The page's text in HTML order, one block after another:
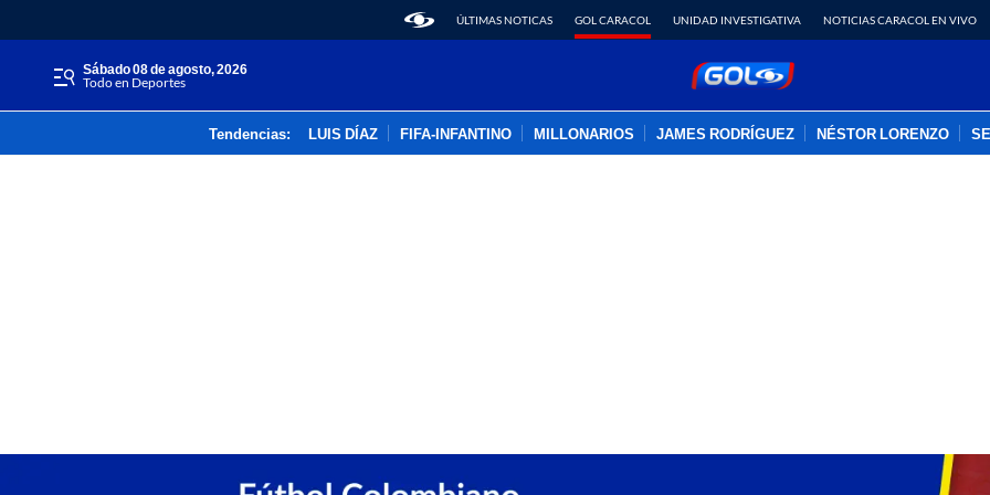
ÚLTIMAS NOTICAS GOL CARACOL UNIDAD INVESTIGATIVA NOTICIAS CARACOL EN VIVO
sábado 08 de agosto, 2026
Todo en Deportes
Tendencias: LUIS DÍAZ FIFA-INFANTINO MILLONARIOS JAMES RODRÍGUEZ NÉSTOR LORENZO